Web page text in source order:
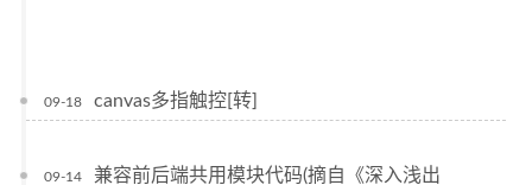
09-18 canvas多指触控[转]
09-14
兼容前后端共用模块代码(摘自《深入浅出